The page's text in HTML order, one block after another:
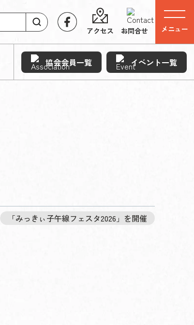
アクセス お問合せ メニュー
協会会員一覧 イベント一覧
「みっきぃ子午線フェスタ2026」を開催